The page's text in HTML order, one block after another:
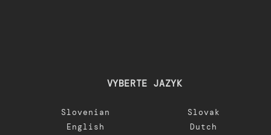
VYBERTE JAZYK
Slovenian
English
Slovak
Dutch